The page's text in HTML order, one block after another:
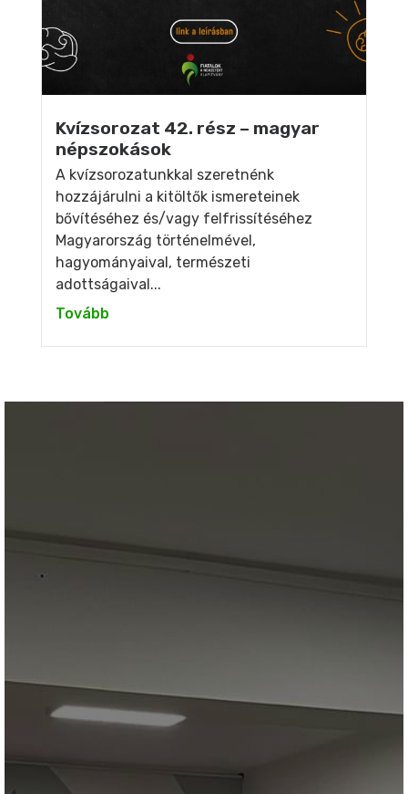
Kvízsorozat 42. rész – magyar
népszokások
A kvízsorozatunkkal szeretnénk
hozzájárulni a kitöltők ismereteinek
bővítéséhez és/vagy felfrissítéséhez
Magyarország történelmével,
hagyományaival, természeti
adottságaival...
Tovább